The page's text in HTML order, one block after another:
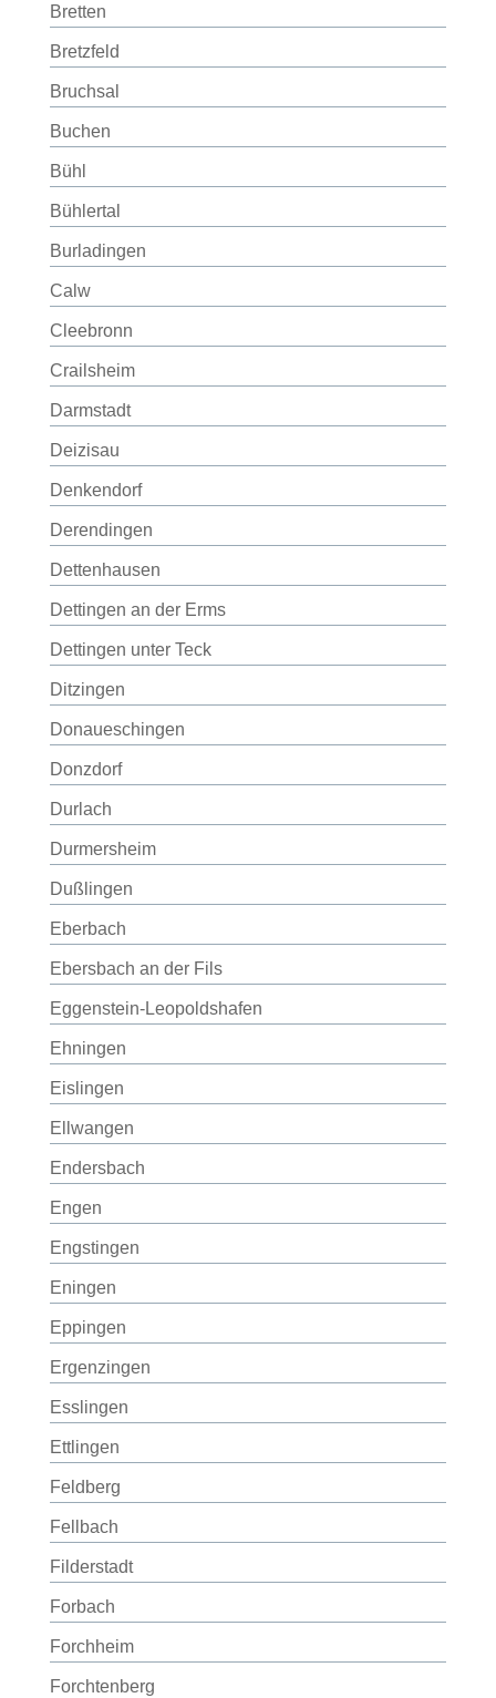
Bretten
Bretzfeld
Bruchsal
Buchen
Bühl
Bühlertal
Burladingen
Calw
Cleebronn
Crailsheim
Darmstadt
Deizisau
Denkendorf
Derendingen
Dettenhausen
Dettingen an der Erms
Dettingen unter Teck
Ditzingen
Donaueschingen
Donzdorf
Durlach
Durmersheim
Dußlingen
Eberbach
Ebersbach an der Fils
Eggenstein-Leopoldshafen
Ehningen
Eislingen
Ellwangen
Endersbach
Engen
Engstingen
Eningen
Eppingen
Ergenzingen
Esslingen
Ettlingen
Feldberg
Fellbach
Filderstadt
Forbach
Forchheim
Forchtenberg